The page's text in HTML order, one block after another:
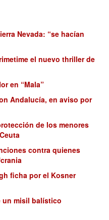
Nevada: “se hacían
el nuevo thriller de
en “Mala”
Andalucía, en aviso por
de los menores
contra quienes
ficha por el Kosner
un misil balístico